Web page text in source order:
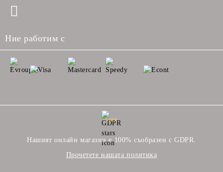
Ние работим с
GDPR
Нашият онлайн магазин е 100% съобразен с GDPR.
Прочетете нашата политика